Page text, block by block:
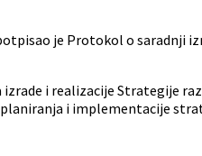
je Protokol o
i realizacije Strategije
i implementacije